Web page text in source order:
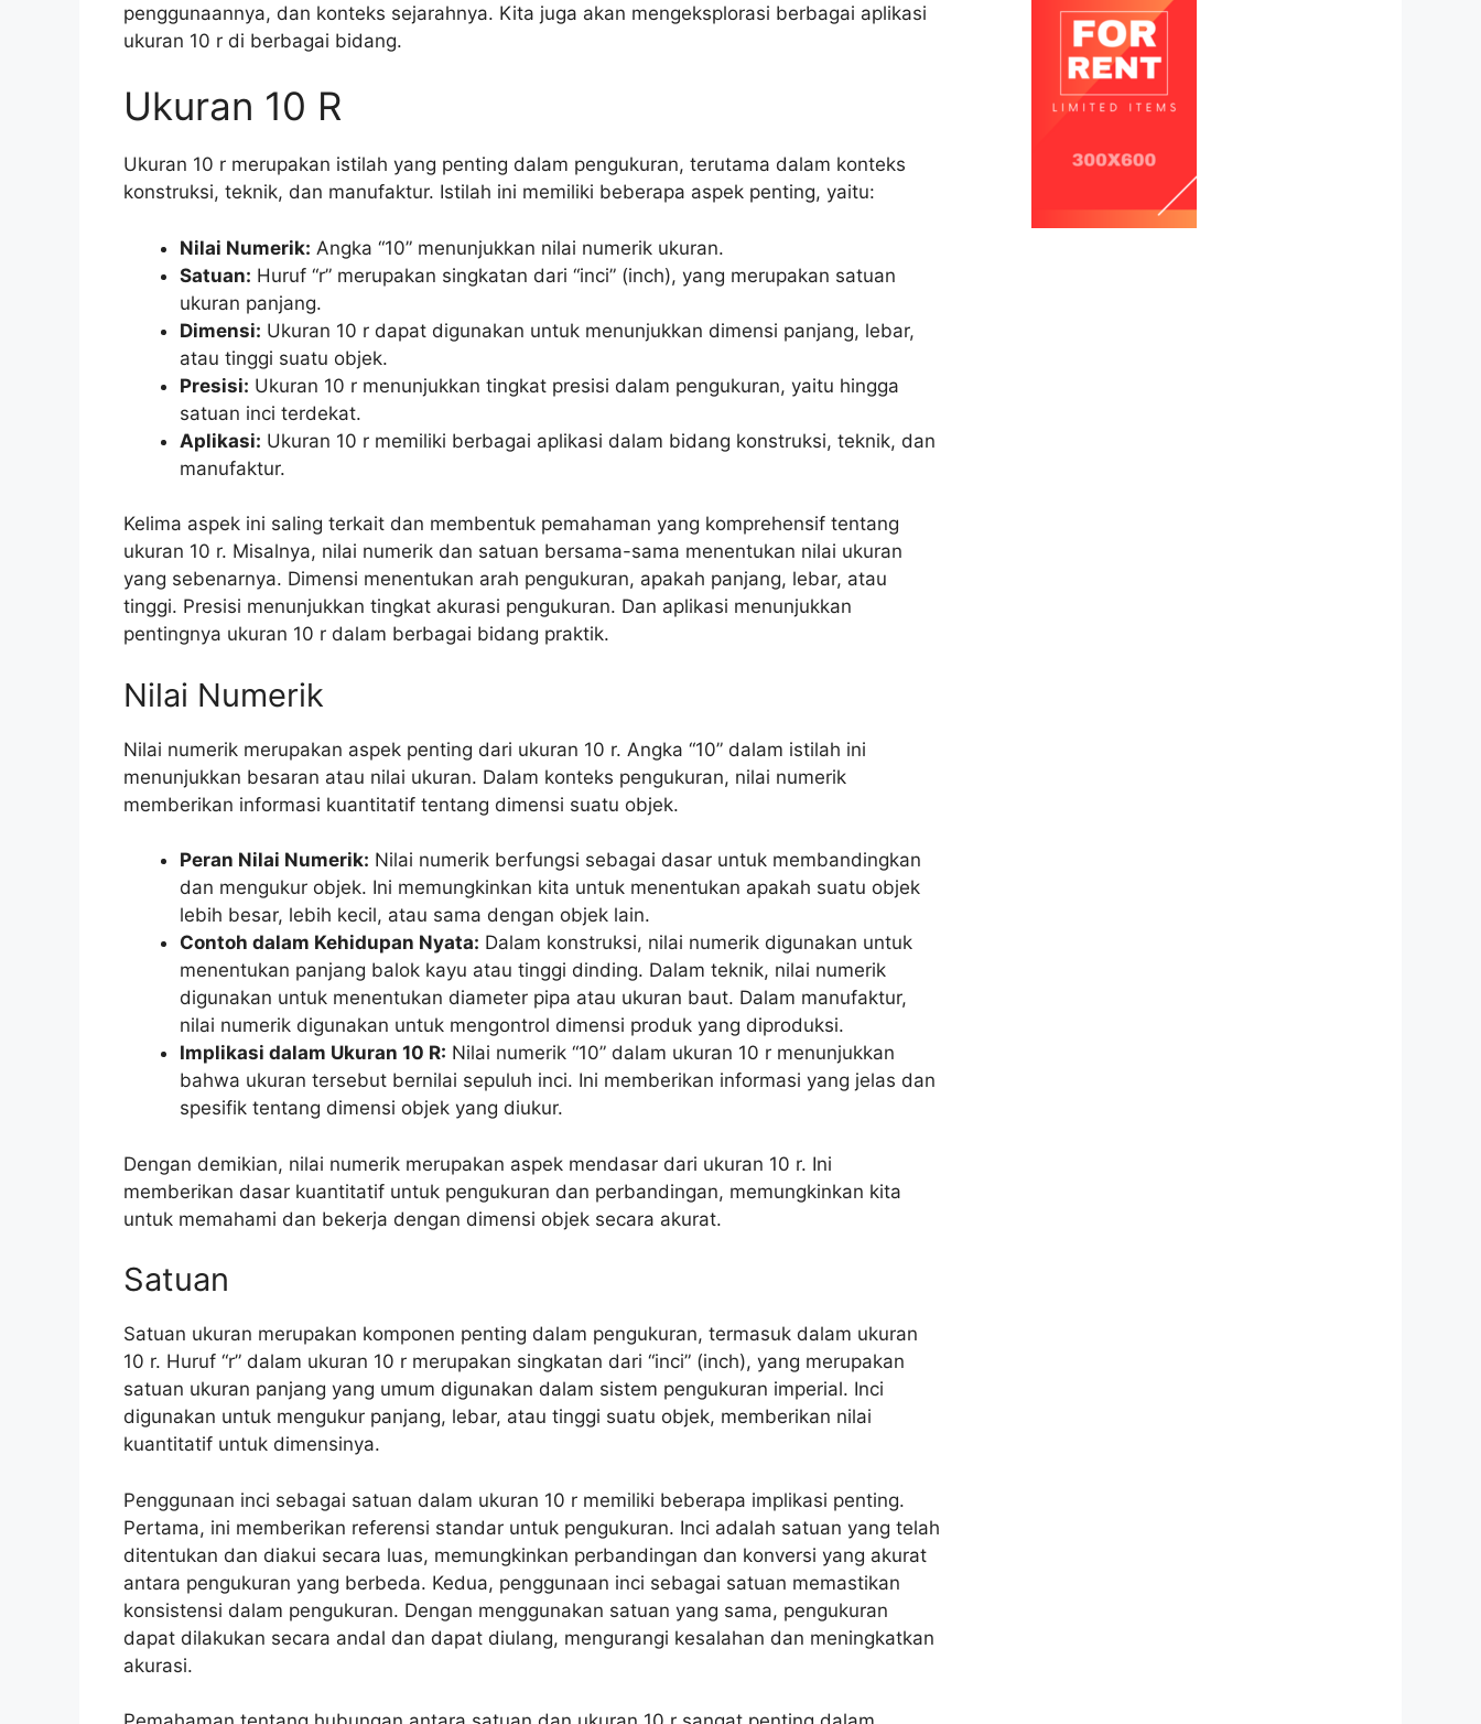
penggunaannya, dan konteks sejarahnya. Kita juga akan mengeksplorasi berbagai aplikasi
ukuran 10 r di berbagai bidang.
Ukuran 10 R
Ukuran 10 r merupakan istilah yang penting dalam pengukuran, terutama dalam konteks
konstruksi, teknik, dan manufaktur. Istilah ini memiliki beberapa aspek penting, yaitu:
Nilai Numerik: Angka “10” menunjukkan nilai numerik ukuran.
Satuan: Huruf “r” merupakan singkatan dari “inci” (inch), yang merupakan satuan
ukuran panjang.
Dimensi: Ukuran 10 r dapat digunakan untuk menunjukkan dimensi panjang, lebar,
atau tinggi suatu objek.
Presisi: Ukuran 10 r menunjukkan tingkat presisi dalam pengukuran, yaitu hingga
satuan inci terdekat.
Aplikasi: Ukuran 10 r memiliki berbagai aplikasi dalam bidang konstruksi, teknik, dan
manufaktur.
Kelima aspek ini saling terkait dan membentuk pemahaman yang komprehensif tentang
ukuran 10 r. Misalnya, nilai numerik dan satuan bersama-sama menentukan nilai ukuran
yang sebenarnya. Dimensi menentukan arah pengukuran, apakah panjang, lebar, atau
tinggi. Presisi menunjukkan tingkat akurasi pengukuran. Dan aplikasi menunjukkan
pentingnya ukuran 10 r dalam berbagai bidang praktik.
Nilai Numerik
Nilai numerik merupakan aspek penting dari ukuran 10 r. Angka “10” dalam istilah ini
menunjukkan besaran atau nilai ukuran. Dalam konteks pengukuran, nilai numerik
memberikan informasi kuantitatif tentang dimensi suatu objek.
Peran Nilai Numerik: Nilai numerik berfungsi sebagai dasar untuk membandingkan
dan mengukur objek. Ini memungkinkan kita untuk menentukan apakah suatu objek
lebih besar, lebih kecil, atau sama dengan objek lain.
Contoh dalam Kehidupan Nyata: Dalam konstruksi, nilai numerik digunakan untuk
menentukan panjang balok kayu atau tinggi dinding. Dalam teknik, nilai numerik
digunakan untuk menentukan diameter pipa atau ukuran baut. Dalam manufaktur,
nilai numerik digunakan untuk mengontrol dimensi produk yang diproduksi.
Implikasi dalam Ukuran 10 R: Nilai numerik “10” dalam ukuran 10 r menunjukkan
bahwa ukuran tersebut bernilai sepuluh inci. Ini memberikan informasi yang jelas dan
spesifik tentang dimensi objek yang diukur.
Dengan demikian, nilai numerik merupakan aspek mendasar dari ukuran 10 r. Ini
memberikan dasar kuantitatif untuk pengukuran dan perbandingan, memungkinkan kita
untuk memahami dan bekerja dengan dimensi objek secara akurat.
Satuan
Satuan ukuran merupakan komponen penting dalam pengukuran, termasuk dalam ukuran
10 r. Huruf “r” dalam ukuran 10 r merupakan singkatan dari “inci” (inch), yang merupakan
satuan ukuran panjang yang umum digunakan dalam sistem pengukuran imperial. Inci
digunakan untuk mengukur panjang, lebar, atau tinggi suatu objek, memberikan nilai
kuantitatif untuk dimensinya.
Penggunaan inci sebagai satuan dalam ukuran 10 r memiliki beberapa implikasi penting.
Pertama, ini memberikan referensi standar untuk pengukuran. Inci adalah satuan yang telah
ditentukan dan diakui secara luas, memungkinkan perbandingan dan konversi yang akurat
antara pengukuran yang berbeda. Kedua, penggunaan inci sebagai satuan memastikan
konsistensi dalam pengukuran. Dengan menggunakan satuan yang sama, pengukuran
dapat dilakukan secara andal dan dapat diulang, mengurangi kesalahan dan meningkatkan
akurasi.